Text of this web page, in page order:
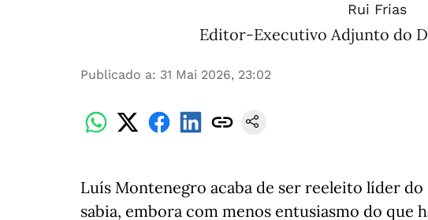
Rui Frias
Editor-Executivo Adjunto do
Publicado a: 31 Mai 2026, 23:02
Luís Montenegro acaba de ser reeleito líder do
sabia, embora com menos entusiasmo do que